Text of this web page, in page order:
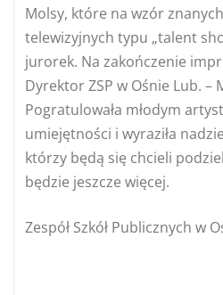
Molsy, które na wzór
telewizyjnych typu „talent
jurorek. Na zakończenie
Dyrektor ZSP w Ośnie Lub. –
Pogratulowała młodym
umiejętności i wyraziła
którzy będą się chcieli
będzie jeszcze więcej.
Zespół Szkół Publicznych w